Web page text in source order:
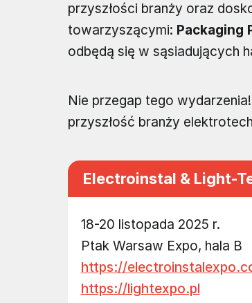
przyszłości branży oraz
towarzyszącymi: Packaging
odbędą się w sąsiadujących
Nie przegap tego
przyszłość branży
Electroinstal & Light-
18-20 listopada 2025 r.
Ptak Warsaw Expo, hala B
https://
https://lightexpo.pl